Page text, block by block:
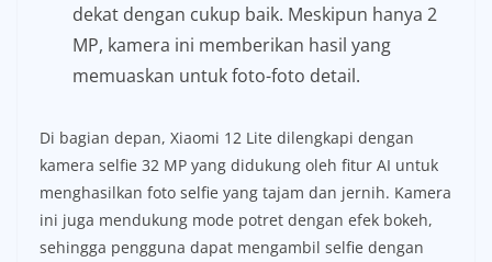
dekat dengan cukup baik. Meskipun hanya 2
MP, kamera ini memberikan hasil yang
memuaskan untuk foto-foto detail.
Di bagian depan, Xiaomi 12 Lite dilengkapi dengan
kamera selfie 32 MP yang didukung oleh fitur AI untuk
menghasilkan foto selfie yang tajam dan jernih. Kamera
ini juga mendukung mode potret dengan efek bokeh,
sehingga pengguna dapat mengambil selfie dengan